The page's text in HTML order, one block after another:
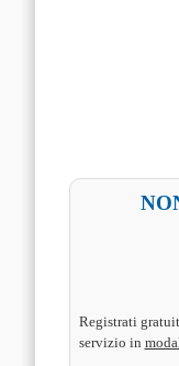
Registrati
servizio in